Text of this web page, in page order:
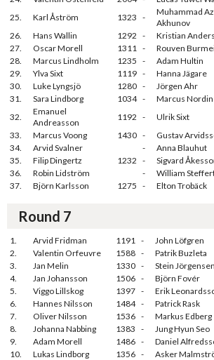
25.
Karl Åström 1323 -
Muhammad
Akhunov
26.
Hans Wallin 1292 - Kristian
27.
Oscar Morell 1311 - Rouven
28.
Marcus Lindholm 1235 - Adam Hultin
29.
Ylva Sixt 1119 - Hanna Jägare
30.
Luke Lyngsjö 1280 - Jörgen Ahr
31.
Sara Lindborg 1034 - Marcus Nordin
32.
Emanuel
Andreasson
1192 - Ulrik Sixt
33.
Marcus Voong 1430 - Gustav
34.
Arvid Svalner - Anna Blauhut
35.
Filip Dingertz 1232 - Sigvard
36.
Robin Lidström - William
37.
Björn Karlsson 1275 - Elton Trobäck
Round 7
1. Arvid Fridman 1191 - John Löfgren
2.
Valentin Orfeuvre 1588 - Patrik Buzleta
3.
Jan Melin 1330 - Stein Jörgensen
4.
Jan Johansson 1506 - Björn Fovér
5.
Viggo Lillskog 1397 - Erik
6.
Hannes Nilsson 1484 - Patrick Rask
7.
Oliver Nilsson 1536 - Markus Edberg
8.
Johanna Nabbing 1383 - Jung Hyun Seo
9.
Adam Morell 1486 - Daniel
10.
Lukas Lindborg 1356 - Asker